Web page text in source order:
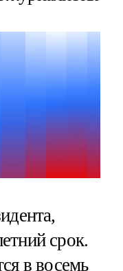
срок.
в восемь